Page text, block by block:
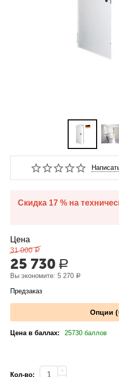
Скидка 17 % на
Цена
31 000 Р
25 730 Р
Вы экономите:5 270 Р
Предзаказ
Опции
Цена в баллах: 25730 баллов
Кол-во:
+